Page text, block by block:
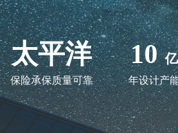
太平洋
保险承保质量可靠
10 亿
年设计产